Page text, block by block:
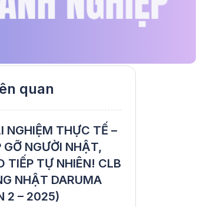
và văn hóa doanh nghiệp
quan
NGHIỆM THỰC TẾ –
GỠ NGƯỜI NHẬT,
TIẾP TỰ NHIÊN! CLB
NHẬT DARUMA
2 – 2025)